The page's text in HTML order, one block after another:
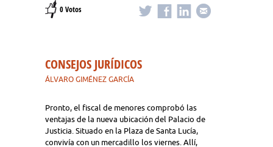
0 Votos
CONSEJOS JURÍDICOS
ÁLVARO GIMÉNEZ GARCÍA
Pronto, el fiscal de menores comprobó las
ventajas de la nueva ubicación del Palacio de
Justicia. Situado en la Plaza de Santa Lucía,
convivía con un mercadillo los viernes. Allí,